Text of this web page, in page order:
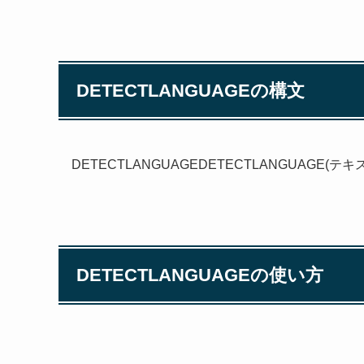
DETECTLANGUAGEの構文
DETECTLANGUAGEDETECTLANGUAGE(テキ
DETECTLANGUAGEの使い方